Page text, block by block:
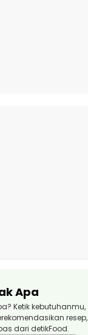
Apa
Ketik kebutuhanmu,
resep,
dari detikFood.